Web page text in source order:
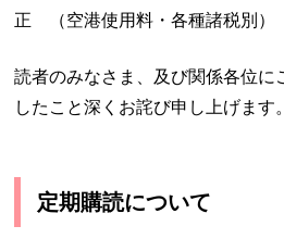
正 （空港使用料・各種諸税別）
読者のみなさま、及び関係各位に
したこと深くお詫び申し上げます。
定期購読について